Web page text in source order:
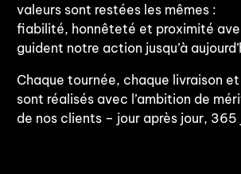
valeurs sont restées les mêmes :
fiabilité, honnêteté et proximité
guident notre action jusqu’à
Chaque tournée, chaque livraison
sont réalisés avec l’ambition de
de nos clients – jour après jour, 365